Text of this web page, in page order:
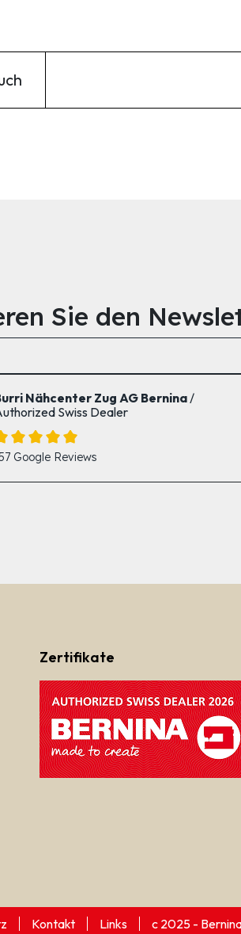
Sie den
Nähcenter Zug AG Bernina/
Swiss Dealer
Google Reviews
Zertifikate
Kontakt Links c 2025 -